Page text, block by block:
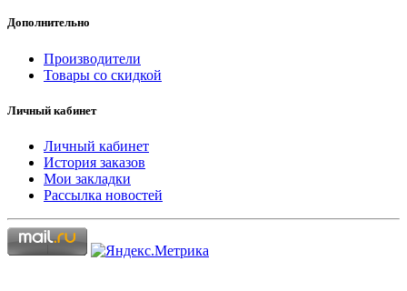
Дополнительно
Производители
Товары со скидкой
Личный кабинет
Личный кабинет
История заказов
Мои закладки
Рассылка новостей